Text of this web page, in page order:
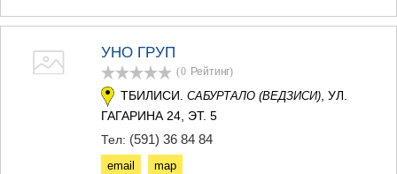
УНО ГРУП
(0 Рейтинг)
ТБИЛИСИ. САБУРТАЛО (ВЕДЗИСИ) , УЛ.
ГАГАРИНА 24, ЭТ. 5
Тел: (591) 36 84 84
email map